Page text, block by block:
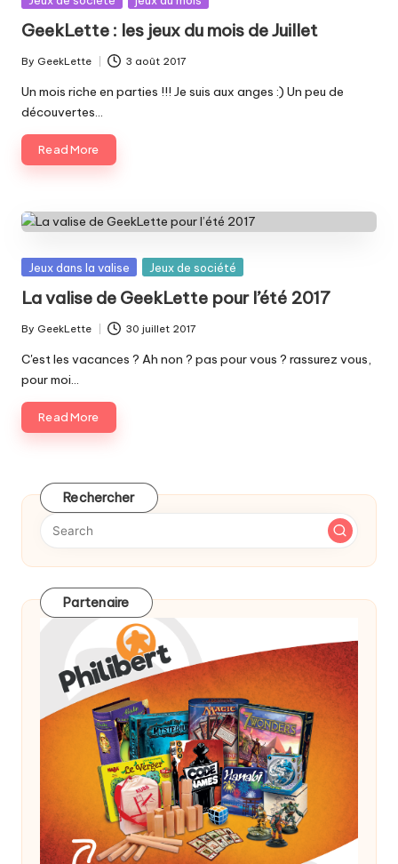
GeekLette : les jeux du mois de Juillet
Posted
by
By GeekLette 3 août 2017
Un mois riche en parties !!! Je suis aux anges :) Un peu de
découvertes…
Read More
Posted
Jeux dans la valise Jeux de société
La valise de GeekLette pour l’été 2017
Posted
by
By GeekLette 30 juillet 2017
C'est les vacances ? Ah non ? pas pour vous ? rassurez vous,
pour moi…
Read More
Rechercher
Partenaire